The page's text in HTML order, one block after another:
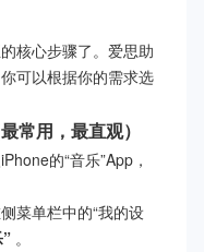
核心步骤了。爱思助
可以根据你的需求选
常用，最直观）
的“音乐”App，
菜单栏中的“我的设
。